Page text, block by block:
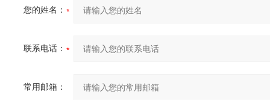
您的姓名：
联系电话：
常用邮箱：